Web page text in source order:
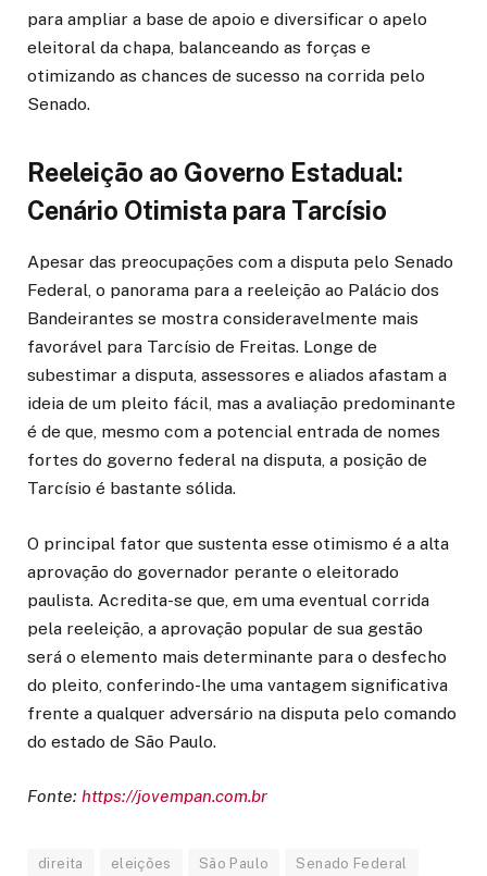
para ampliar a base de apoio e diversificar o apelo
eleitoral da chapa, balanceando as forças e
otimizando as chances de sucesso na corrida pelo
Senado.
Reeleição ao Governo Estadual:
Cenário Otimista para Tarcísio
Apesar das preocupações com a disputa pelo Senado
Federal, o panorama para a reeleição ao Palácio dos
Bandeirantes se mostra consideravelmente mais
favorável para Tarcísio de Freitas. Longe de
subestimar a disputa, assessores e aliados afastam a
ideia de um pleito fácil, mas a avaliação predominante
é de que, mesmo com a potencial entrada de nomes
fortes do governo federal na disputa, a posição de
Tarcísio é bastante sólida.
O principal fator que sustenta esse otimismo é a alta
aprovação do governador perante o eleitorado
paulista. Acredita-se que, em uma eventual corrida
pela reeleição, a aprovação popular de sua gestão
será o elemento mais determinante para o desfecho
do pleito, conferindo-lhe uma vantagem significativa
frente a qualquer adversário na disputa pelo comando
do estado de São Paulo.
Fonte: https://jovempan.com.br
direita eleições São Paulo Senado Federal